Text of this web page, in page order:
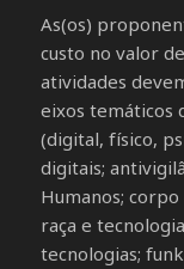
As(os)
custo no valor
atividades
eixos temáticos
(digital, físico,
digitais;
Humanos;
raça e
tecnologias;